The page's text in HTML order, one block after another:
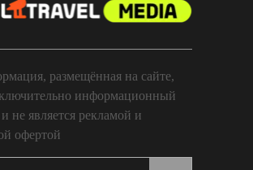
размещённая на сайте,
информационный
и не является рекламой и
офертой